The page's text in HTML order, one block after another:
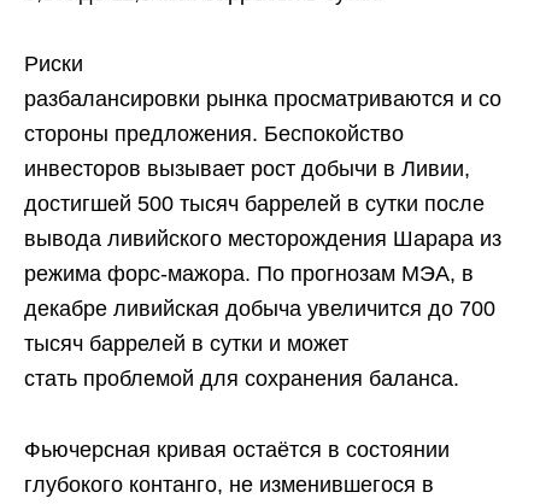
Риски
разбалансировки рынка просматриваются и со
стороны предложения. Беспокойство
инвесторов вызывает рост добычи в Ливии,
достигшей 500 тысяч баррелей в сутки после
вывода ливийского месторождения Шарара из
режима форс-мажора. По прогнозам МЭА, в
декабре ливийская добыча увеличится до 700
тысяч баррелей в сутки и может
стать проблемой для сохранения баланса.
Фьючерсная кривая остаётся в состоянии
глубокого контанго, не изменившегося в